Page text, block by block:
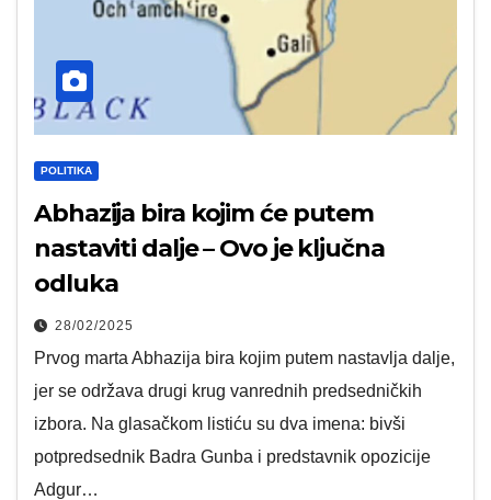
POLITIKA
Abhazija bira kojim će putem
nastaviti dalje – Ovo je ključna
odluka
28/02/2025
Prvog marta Abhazija bira kojim putem nastavlja dalje,
jer se održava drugi krug vanrednih predsedničkih
izbora. Na glasačkom listiću su dva imena: bivši
potpredsednik Badra Gunba i predstavnik opozicije
Adgur…